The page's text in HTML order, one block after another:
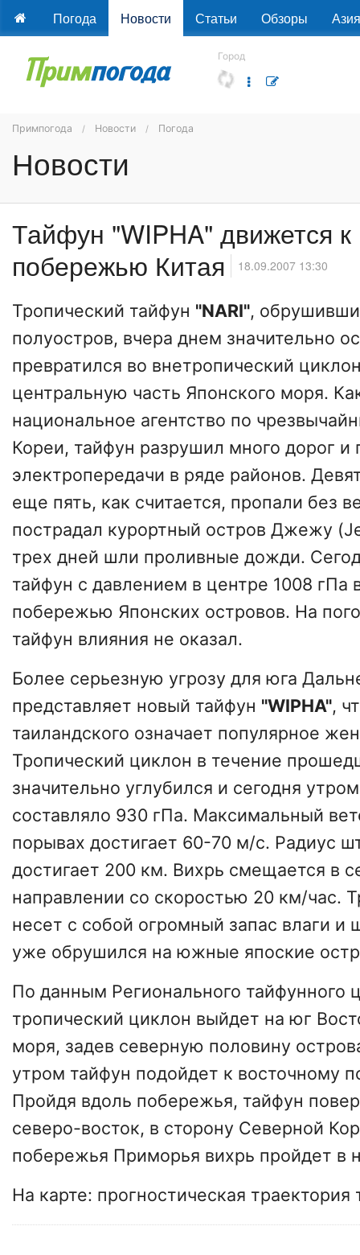
Погода Новости Статьи Обзоры Азия
Город
Примпогода Новости Погода
Новости
Тайфун "WIPHA" движется к
побережью Китая
18.09.2007 13:30
Тропический тайфун "NARI",
полуостров, вчера днем значительно
превратился во внетропический
центральную часть Японского моря.
национальное агентство по
Кореи, тайфун разрушил много дорог и
электропередачи в ряде районов.
еще пять, как считается, пропали без
пострадал курортный остров Джежу
трех дней шли проливные дожди.
тайфун с давлением в центре 1008
побережью Японских островов. На
тайфун влияния не оказал.
Более серьезную угрозу для юга
представляет новый тайфун "WIPHA",
таиландского означает популярное
Тропический циклон в течение
значительно углубился и сегодня
составляло 930 гПа. Максимальный
порывах достигает 60-70 м/с. Радиус
достигает 200 км. Вихрь смещается в
направлении со скоростью 20 км/час.
несет с собой огромный запас влаги и
уже обрушился на южные япоские
По данным Регионального тайфунного
тропический циклон выйдет на юг
моря, задев северную половину
утром тайфун подойдет к восточному
Пройдя вдоль побережья, тайфун
северо-восток, в сторону Северной
побережья Приморья вихрь пройдет в
На карте: прогностическая траектория